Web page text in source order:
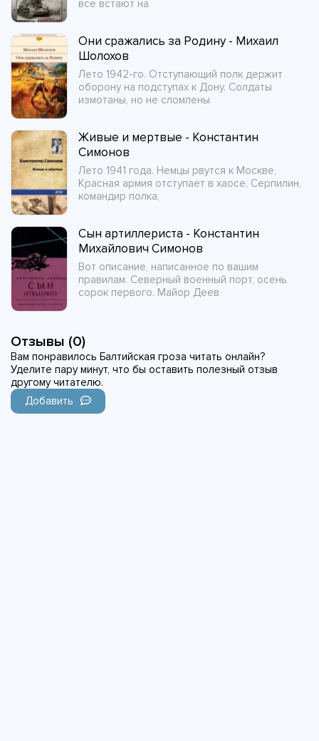
все встают на
Они сражались за Родину - Михаил
Шолохов
Лето 1942-го. Отступающий полк держит
оборону на подступах к Дону. Солдаты
измотаны, но не сломлены
Живые и мертвые - Константин
Симонов
Лето 1941 года. Немцы рвутся к Москве,
Красная армия отступает в хаосе. Серпилин,
командир полка,
Сын артиллериста - Константин
Михайлович Симонов
Вот описание, написанное по вашим
правилам. Северный военный порт, осень
сорок первого. Майор Деев
Отзывы (0)
Вам понравилось Балтийская гроза читать онлайн?
Уделите пару минут, что бы оставить полезный отзыв
другому читателю.
Добавить